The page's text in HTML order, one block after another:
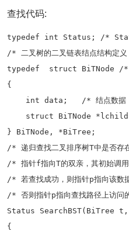
查找代码:
typedef int Status; /* Status
/* 二叉树的二叉链表结点结构定
typedef  struct BiTNode /*
{
int data;   /* 结点数据
struct BiTNode
} BiTNode, *BiTree;
/* 递归查找二叉排序树T中是否
/* 指针f指向T的双亲，其初始调
/* 若查找成功，则指针p指向该数
/* 否则指针p指向查找路径上访问
Status
{